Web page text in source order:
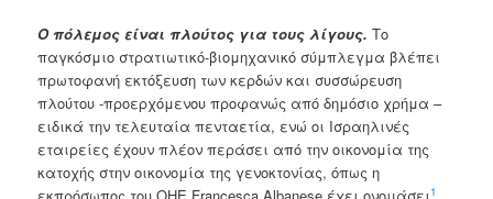
Ο πόλεμος είναι πλούτος για τους λίγους.Το
παγκόσμιο στρατιωτικό-βιομηχανικό σύμπλεγμα βλέπει
πρωτοφανή εκτόξευση των κερδών και συσσώρευση
πλούτου -προερχόμενου προφανώς από δημόσιο χρήμα –
ειδικά την τελευταία πενταετία, ενώ οι Ισραηλινές
εταιρείες έχουν πλέον περάσει από την οικονομία της
κατοχής στην οικονομία της γενοκτονίας, όπως η
1